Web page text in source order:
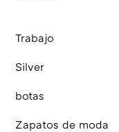
Trabajo
Silver
botas
Zapatos de moda